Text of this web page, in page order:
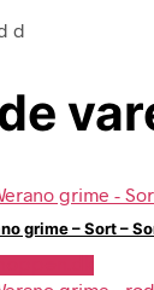
d
grime – Sort –